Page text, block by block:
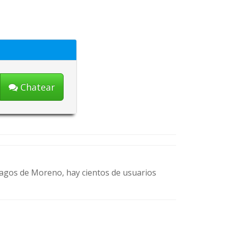
Chatear
de Moreno, hay cientos de usuarios